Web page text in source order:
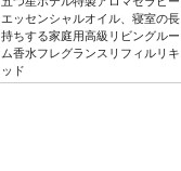
エッセンシャルオイル、寝室の長
持ちする家庭用高級リビングルー
ム香水フレグランスリフィルリキ
ッド